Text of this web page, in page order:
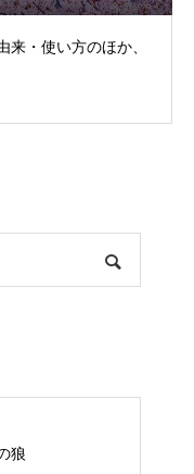
来・使い方のほか、
狼